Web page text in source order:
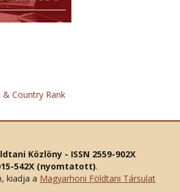
Közlöny - ISSN 2559-902X
542X (nyomtatott).
kiadja a Magyarhoni Földtani Társulat